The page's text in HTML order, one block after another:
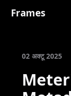
Frames
02 अक्टू 2025